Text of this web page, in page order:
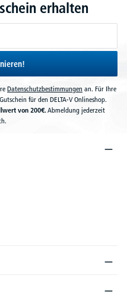
erhalten
Datenschutzbestimmungen an. Für Ihre
für den DELTA-V Onlineshop.
von 200€.Abmeldung jederzeit